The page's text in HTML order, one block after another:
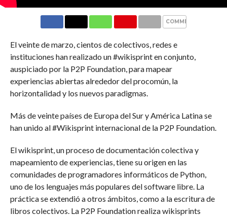
COMMENTS
El veinte de marzo, cientos de colectivos, redes e
instituciones han realizado un #wikisprint en conjunto,
auspiciado por la P2P Foundation, para mapear
experiencias abiertas alrededor del procomún, la
horizontalidad y los nuevos paradigmas.
Más de veinte países de Europa del Sur y América Latina se
han unido al #Wikisprint internacional de la P2P Foundation.
El wikisprint, un proceso de documentación colectiva y
mapeamiento de experiencias, tiene su origen en las
comunidades de programadores informáticos de Python,
uno de los lenguajes más populares del software libre. La
práctica se extendió a otros ámbitos, como a la escritura de
libros colectivos. La P2P Foundation realiza wikisprints